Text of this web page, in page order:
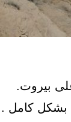
بيروت.
بشكل كامل .